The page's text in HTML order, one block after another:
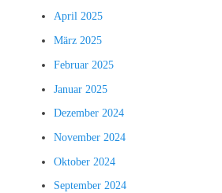
April 2025
März 2025
Februar 2025
Januar 2025
Dezember 2024
November 2024
Oktober 2024
September 2024